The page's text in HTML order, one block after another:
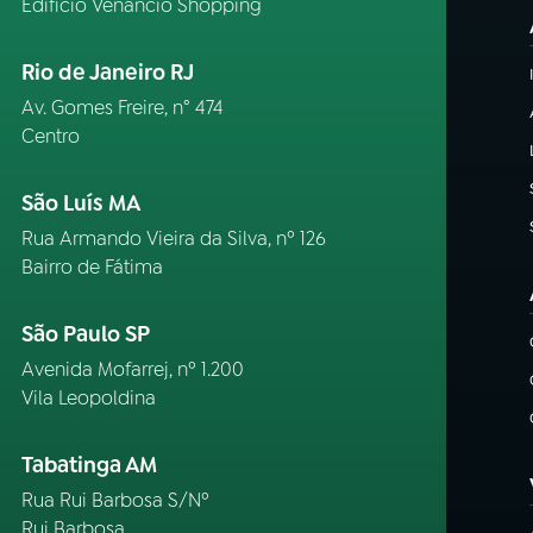
Edifício Venâncio Shopping
Rio de Janeiro RJ
Av. Gomes Freire, n° 474
Centro
São Luís MA
Rua Armando Vieira da Silva, nº 126
Bairro de Fátima
São Paulo SP
Avenida Mofarrej, nº 1.200
Vila Leopoldina
Tabatinga AM
Rua Rui Barbosa S/Nº